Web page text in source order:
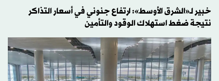
خبير لـ«الشرق الأوسط»: ارتفاع جنوني في أسعار التذاكر
نتيجة ضغط استهلاك الوقود والتأمين